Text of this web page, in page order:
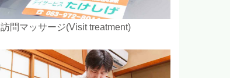
訪問マッサージ(Visit treatment)